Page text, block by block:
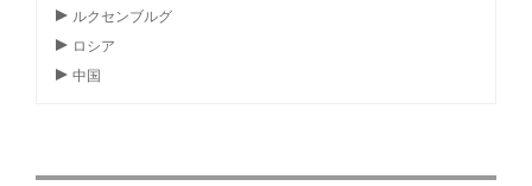
ルクセンブルグ
ロシア
中国